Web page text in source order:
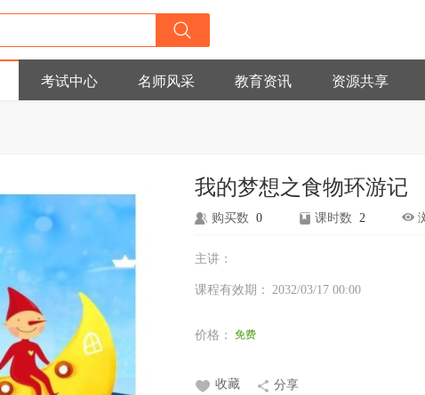
考试中心 名师风采 教育资讯 资源共享
我的梦想之食物环游记
购买数 0 课时数 2
主讲：
课程有效期： 2032/03/17 00:00
价格： 免费
收藏 分享